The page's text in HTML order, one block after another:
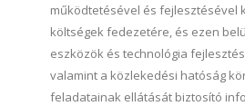
működtetésével és fejlesztésével
költségek fedezetére, és ezen
eszközök és technológia
valamint a közlekedési hatóság
feladatainak ellátását biztosító